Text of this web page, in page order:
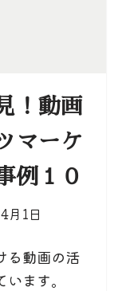
！動画
マーケ
例１０
月1日
る動画の活
ます。